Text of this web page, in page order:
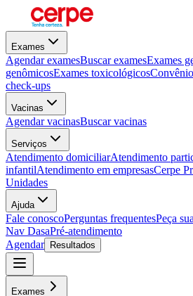
Exames
Agendar examesBuscar examesExames
genômicosExames toxicológicos
check-ups
Vacinas
Agendar vacinasBuscar vacinas
Serviços
Atendimento domiciliarAtendimento
infantilAtendimento em empresasCerpe
Unidades
Ajuda
Fale conoscoPerguntas frequentesPeça
Nav DasaPré-atendimento
Agendar
Resultados
Exames